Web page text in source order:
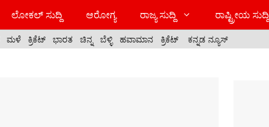
ಲೋಕಲ್ ಸುದ್ದಿ ಆರೋಗ್ಯ ರಾಜ್ಯ ಸುದ್ದಿ ರಾಷ್ಟ್ರೀಯ ಸುದ್ದಿ
ಮಳೆ ಕ್ರಿಕೆಟ್ ಭಾರತ ಚಿನ್ನ ಬೆಳ್ಳಿ ಹವಾಮಾನ ಕ್ರಿಕೆಟ್ ಕನ್ನಡ ನ್ಯೂಸ್